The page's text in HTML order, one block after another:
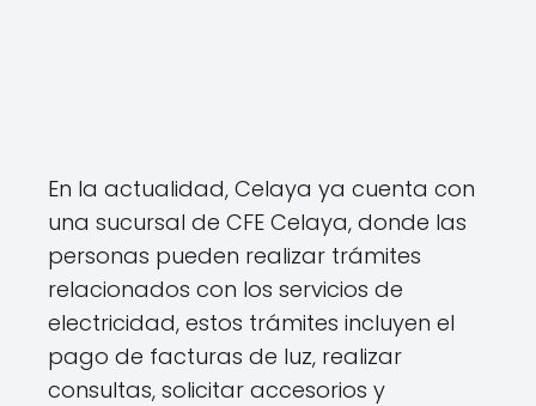
En la actualidad, Celaya ya cuenta con
una sucursal de CFE Celaya, donde las
personas pueden realizar trámites
relacionados con los servicios de
electricidad, estos trámites incluyen el
pago de facturas de luz, realizar
consultas, solicitar accesorios y